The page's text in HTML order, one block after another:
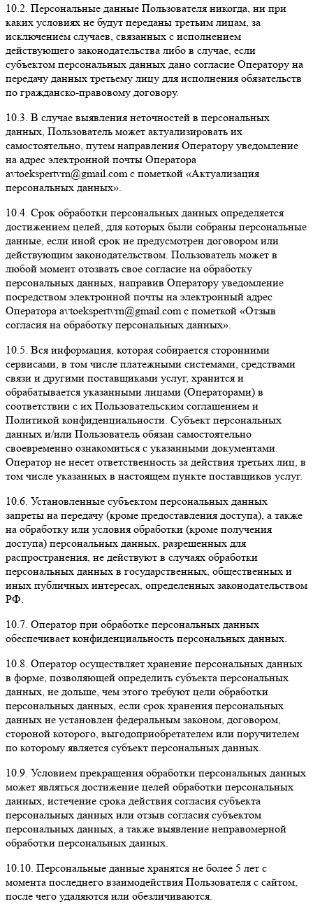
10.2. Персональные данные Пользователя никогда, ни при
каких условиях не будут переданы третьим лицам, за
исключением случаев, связанных с исполнением
действующего законодательства либо в случае, если
субъектом персональных данных дано согласие Оператору на
передачу данных третьему лицу для исполнения обязательств
по гражданско-правовому договору.
10.3. В случае выявления неточностей в персональных
данных, Пользователь может актуализировать их
самостоятельно, путем направления Оператору уведомление
на адрес электронной почты Оператора
avtoekspertvrn@gmail.com с пометкой «Актуализация
персональных данных».
10.4. Срок обработки персональных данных определяется
достижением целей, для которых были собраны персональные
данные, если иной срок не предусмотрен договором или
действующим законодательством. Пользователь может в
любой момент отозвать свое согласие на обработку
персональных данных, направив Оператору уведомление
посредством электронной почты на электронный адрес
Оператора avtoekspertvrn@gmail.com с пометкой «Отзыв
согласия на обработку персональных данных».
10.5. Вся информация, которая собирается сторонними
сервисами, в том числе платежными системами, средствами
связи и другими поставщиками услуг, хранится и
обрабатывается указанными лицами (Операторами) в
соответствии с их Пользовательским соглашением и
Политикой конфиденциальности. Субъект персональных
данных и/или Пользователь обязан самостоятельно
своевременно ознакомиться с указанными документами.
Оператор не несет ответственность за действия третьих лиц, в
том числе указанных в настоящем пункте поставщиков услуг.
10.6. Установленные субъектом персональных данных
запреты на передачу (кроме предоставления доступа), а также
на обработку или условия обработки (кроме получения
доступа) персональных данных, разрешенных для
распространения, не действуют в случаях обработки
персональных данных в государственных, общественных и
иных публичных интересах, определенных законодательством
РФ.
10.7. Оператор при обработке персональных данных
обеспечивает конфиденциальность персональных данных.
10.8. Оператор осуществляет хранение персональных данных
в форме, позволяющей определить субъекта персональных
данных, не дольше, чем этого требуют цели обработки
персональных данных, если срок хранения персональных
данных не установлен федеральным законом, договором,
стороной которого, выгодоприобретателем или поручителем
по которому является субъект персональных данных.
10.9. Условием прекращения обработки персональных данных
может являться достижение целей обработки персональных
данных, истечение срока действия согласия субъекта
персональных данных или отзыв согласия субъектом
персональных данных, а также выявление неправомерной
обработки персональных данных.
10.10. Персональные данные хранятся не более 5 лет с
момента последнего взаимодействия Пользователя с сайтом,
после чего удаляются или обезличиваются.